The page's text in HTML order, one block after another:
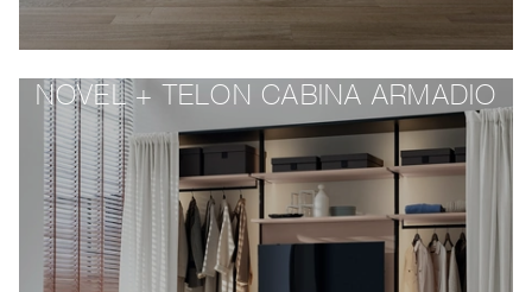
NOVEL + TELON CABINA ARMADIO